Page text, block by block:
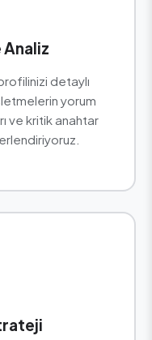
detaylı
yorum
ve kritik anahtar